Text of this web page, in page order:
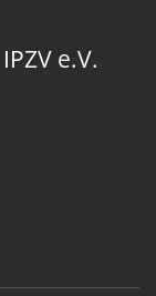
e.V.